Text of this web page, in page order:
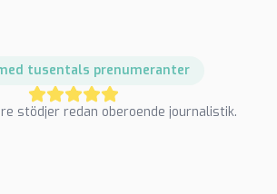
tusentals prenumeranter
stödjer redan oberoende journalistik.